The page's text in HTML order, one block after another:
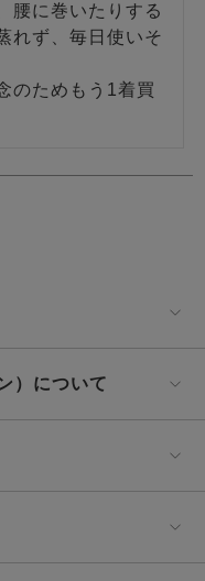
腰に巻いたりする
れず、毎日使いそ
のためもう1着買
）について